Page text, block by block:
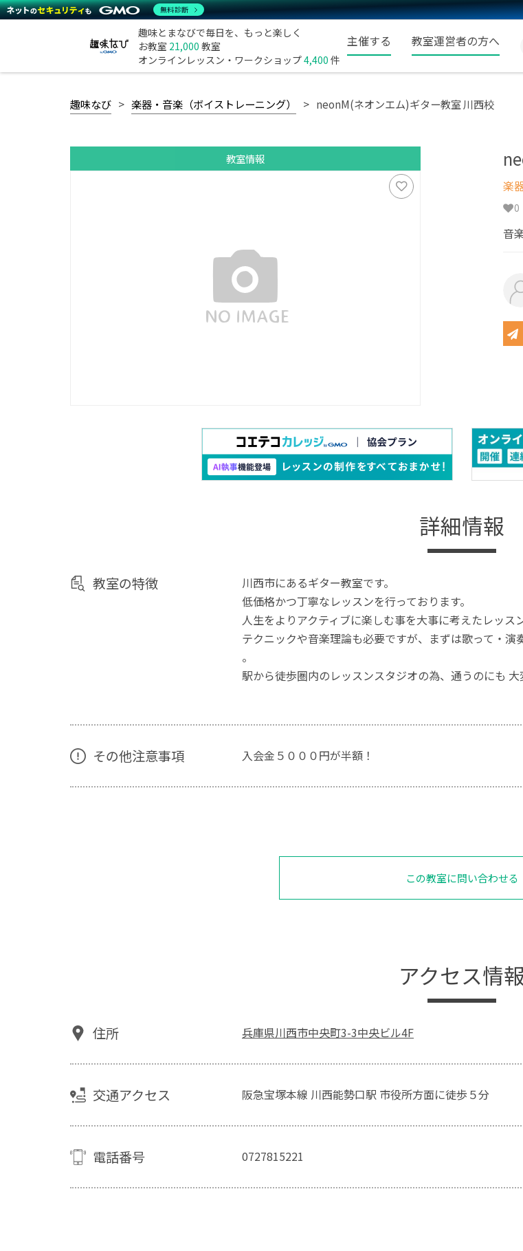
趣味とまなびで毎日を、もっと楽しく
お教室 21,000 教室
オンラインレッスン・ワークショップ4,400 件
主催する 教室運営者の方へ
趣味なび 楽器・音楽（ボイストレーニング） neonM(ネオンエム)ギター教室 川西校
教室情報
楽
0
音
詳細情報
教室の特徴
川西市にあるギター教室です。
低価格かつ丁寧なレッスンを行っております。
人生をよりアクティブに楽しむ事を大事に考えたレッス
テクニックや音楽理論も必要ですが、まずは歌って・演
。
駅から徒歩圏内のレッスンスタジオの為、通うのにも 大
その他注意事項 入会金５０００円が半額！
この教室に問い合わせる
アクセス情報
住所 兵庫県川西市中央町3-3中央ビル4F
交通アクセス 阪急宝塚本線 川西能勢口駅 市役所方面に徒歩５分
電話番号 0727815221
無料診断